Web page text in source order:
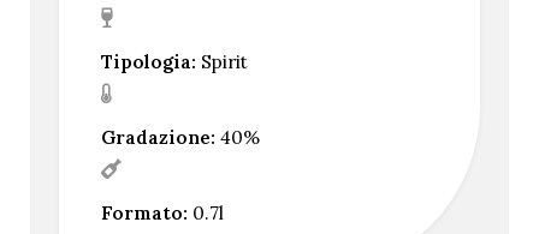
Tipologia: Spirit
Gradazione: 40%
Formato: 0.7l